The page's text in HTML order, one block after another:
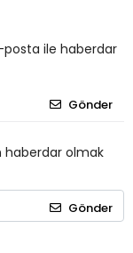
ile haberdar
Gönder
haberdar olmak
Gönder